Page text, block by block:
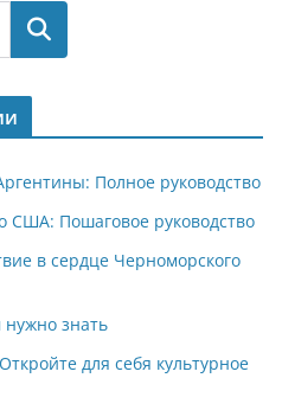
Поиск
Полное руководство
США: Пошаговое руководство
в сердце Черноморского
знать
для себя культурное